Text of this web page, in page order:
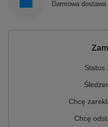
Darmowa dostawa
Status
Chcę
Chcę